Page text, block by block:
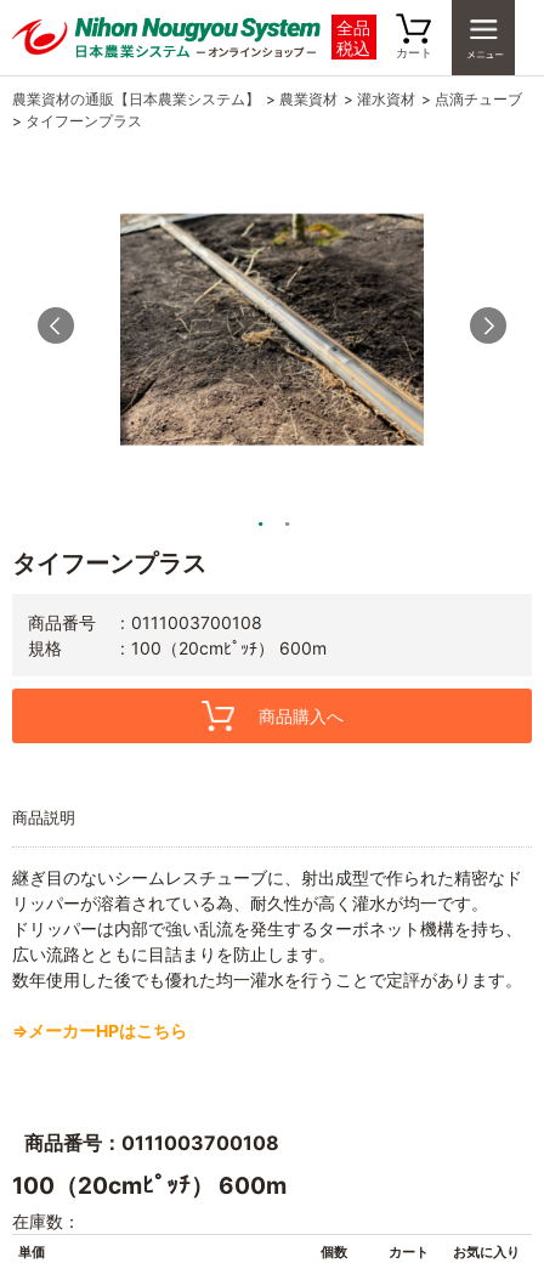
全品
税込
カート
農業資材の通販【日本農業システム】 > 農業資材 > 灌水資材 > 点滴チューブ
> タイフーンプラス
タイフーンプラス
商品番号
0111003700108
規格
100（20cmﾋﾟｯﾁ） 600m
商品購入へ
商品説明
継ぎ目のないシームレスチューブに、射出成型で作られた精密なド
リッパーが溶着されている為、耐久性が高く灌水が均一です。
ドリッパーは内部で強い乱流を発生するターボネット機構を持ち、
広い流路とともに目詰まりを防止します。
数年使用した後でも優れた均一灌水を行うことで定評があります。
⇒メーカーHPはこちら
商品番号：0111003700108
100（20cmﾋﾟｯﾁ） 600m
在庫数：
単価 個数 カート お気に入り